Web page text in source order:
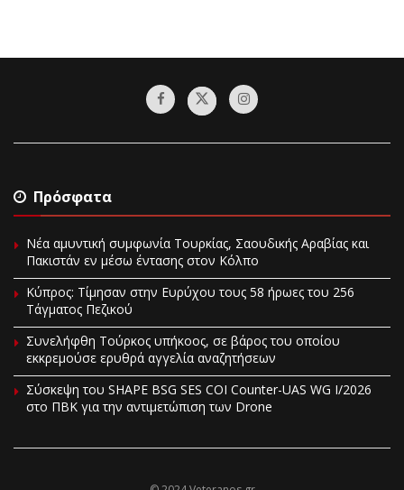
Πρόσφατα
Νέα αμυντική συμφωνία Τουρκίας, Σαουδικής Αραβίας και
Πακιστάν εν μέσω έντασης στον Κόλπο
Κύπρος: Τίμησαν στην Ευρύχου τους 58 ήρωες του 256
Τάγματος Πεζικού
Συνελήφθη Τούρκος υπήκοος, σε βάρος του οποίου
εκκρεμούσε ερυθρά αγγελία αναζητήσεων
Σύσκεψη του SHAPE BSG SES COI Counter-UAS WG I/2026
στο ΠΒΚ για την αντιμετώπιση των Drone